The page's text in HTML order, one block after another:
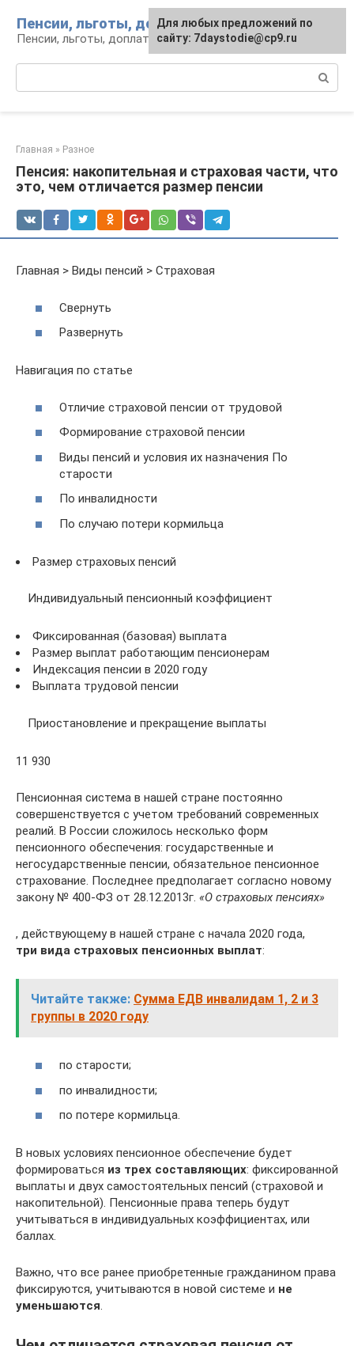
контенту
Пенсии, льготы, доплаты
Пенсии, льготы, доплаты: вопросы и инфо
Главная » Разное
Пенсия: накопительная и страховая части, что
это, чем отличается размер пенсии
Главная > Виды пенсий > Страховая
Свернуть
Развернуть
Навигация по статье
Отличие страховой пенсии от трудовой
Формирование страховой пенсии
Виды пенсий и условия их назначения По
старости
По инвалидности
По случаю потери кормильца
Размер страховых пенсий
Индивидуальный пенсионный коэффициент
Фиксированная (базовая) выплата
Размер выплат работающим пенсионерам
Индексация пенсии в 2020 году
Выплата трудовой пенсии
Приостановление и прекращение выплаты
11 930
Пенсионная система в нашей стране постоянно
совершенствуется с учетом требований современных
реалий. В России сложилось несколько форм
пенсионного обеспечения: государственные и
негосударственные пенсии, обязательное пенсионное
страхование. Последнее предполагает согласно новому
закону № 400-ФЗ от 28.12.2013г. «О страховых пенсиях»
, действующему в нашей стране с начала 2020 года,
три вида страховых пенсионных выплат:
Читайте также: Сумма ЕДВ инвалидам 1, 2 и 3
группы в 2020 году
по старости;
по инвалидности;
по потере кормильца.
В новых условиях пенсионное обеспечение будет
формироваться из трех составляющих: фиксированной
выплаты и двух самостоятельных пенсий (страховой и
накопительной). Пенсионные права теперь будут
учитываться в индивидуальных коэффициентах, или
баллах.
Важно, что все ранее приобретенные гражданином права
фиксируются, учитываются в новой системе и не
уменьшаются.
Для любых предложений по
сайту: 7daystodie@cp9.ru